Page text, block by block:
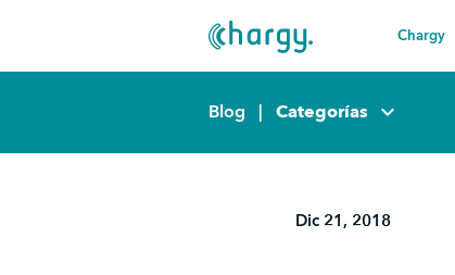
Chargy
Blog | Categorías keyboard_arrow_down
Dic 21, 2018